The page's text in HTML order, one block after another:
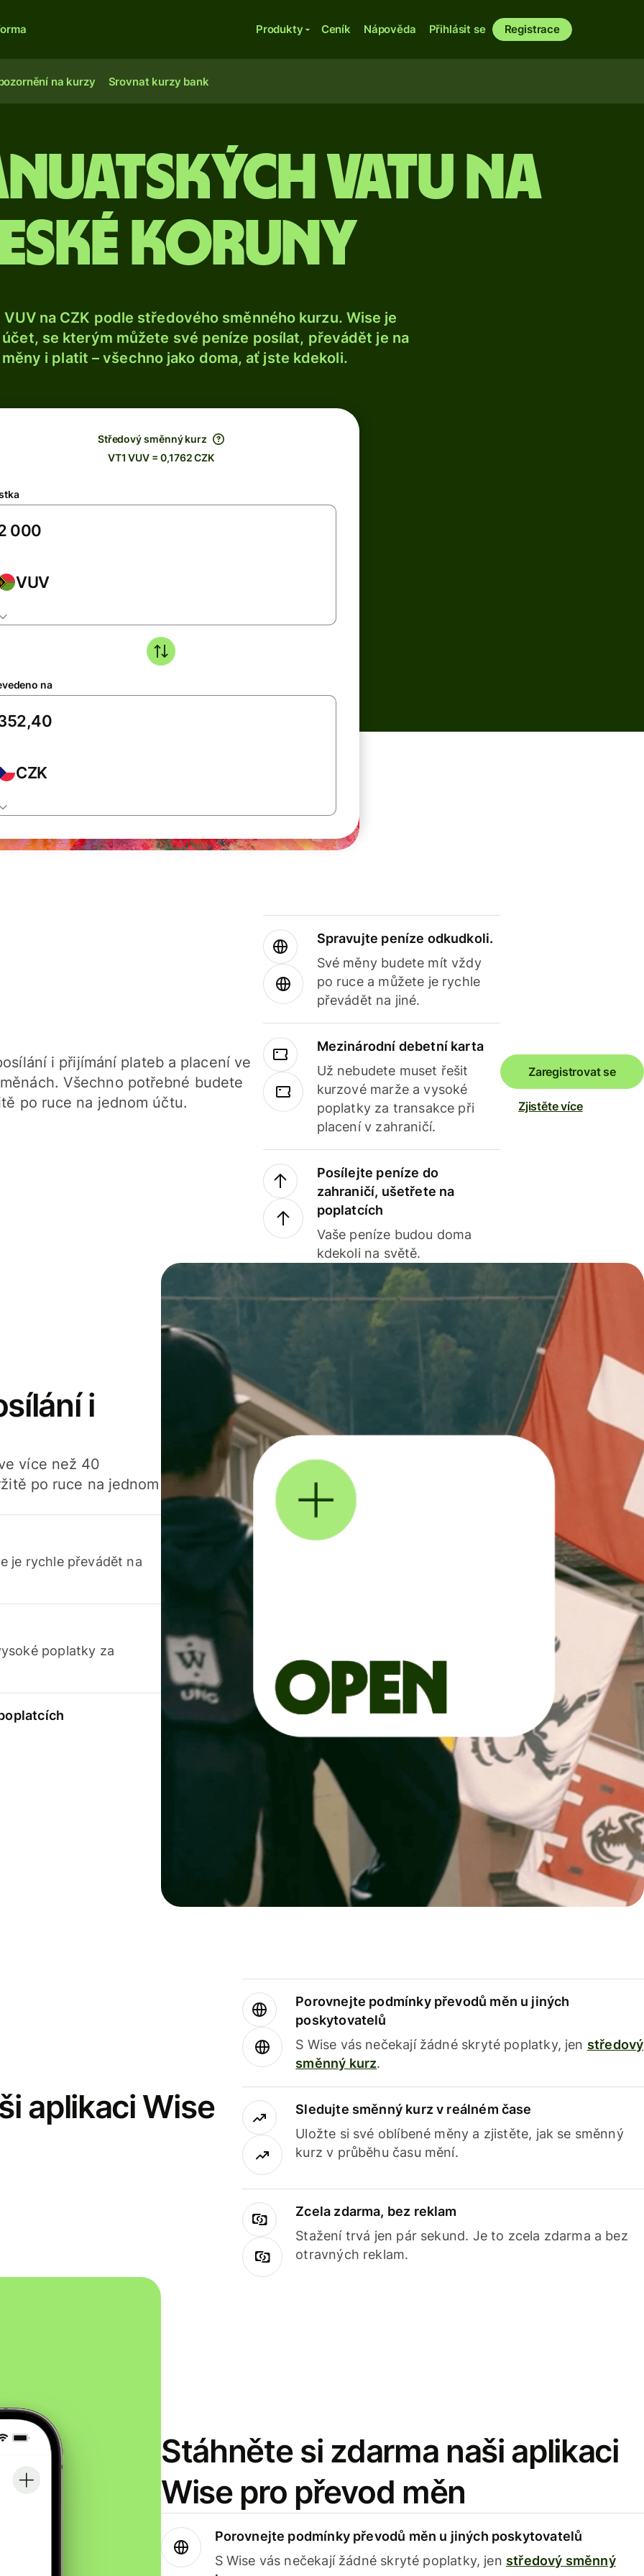
Produkty Ceník Nápověda Přihlásit se Registrace
na kurzy Srovnat kurzy bank
vatu na
koruny
na CZK podle středového směnného kurzu. Wise je
se kterým můžete své peníze posílat, převádět je na
i platit – všechno jako doma, ať jste kdekoli.
Středový směnný kurz
VT1 VUV = 0,1762 CZK
VUV
na
CZK
i přijímání plateb a placení ve
Všechno potřebné budete
po ruce na jednom účtu.
Spravujte peníze odkudkoli.
Své měny budete mít vždy
po ruce a můžete je rychle
převádět na jiné.
Mezinárodní debetní karta
Už nebudete muset řešit
kurzové marže a vysoké
poplatky za transakce při
placení v zahraničí.
Posílejte peníze do
zahraničí, ušetřete na
poplatcích
Vaše peníze budou doma
kdekoli na světě.
Zaregistrovat se
Zjistěte více
i
více než 40
po ruce na jednom
je rychle převádět na
poplatky za
aplikaci Wise
Porovnejte podmínky převodů měn u jiných
poskytovatelů
S Wise vás nečekají žádné skryté poplatky, jen středový
směnný kurz.
Sledujte směnný kurz v reálném čase
Uložte si své oblíbené měny a zjistěte, jak se směnný
kurz v průběhu času mění.
Zcela zdarma, bez reklam
Stažení trvá jen pár sekund. Je to zcela zdarma a bez
otravných reklam.
Stáhněte si zdarma naši aplikaci
Wise pro převod měn
Porovnejte podmínky převodů měn u jiných poskytovatelů
S Wise vás nečekají žádné skryté poplatky, jen středový směnný